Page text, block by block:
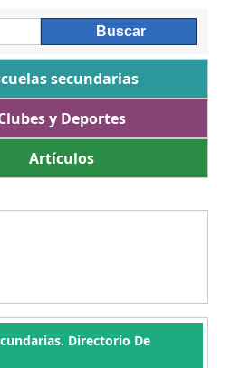
secundarias
y Deportes
Artículos
Directorio De